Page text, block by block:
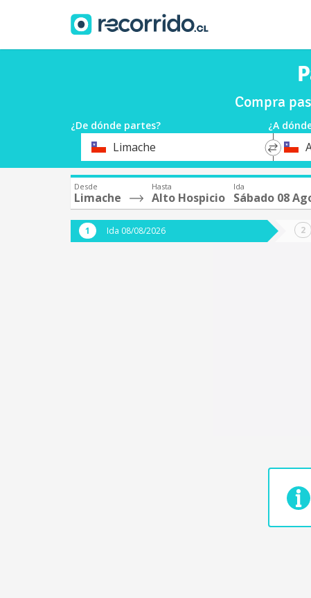
Compra
¿De dónde partes? ¿A
OrigenLimache
*
Destino
Desde
Limache
Hasta
Alto Hospicio
Ida
Sábado 08
Ida 08/08/2026